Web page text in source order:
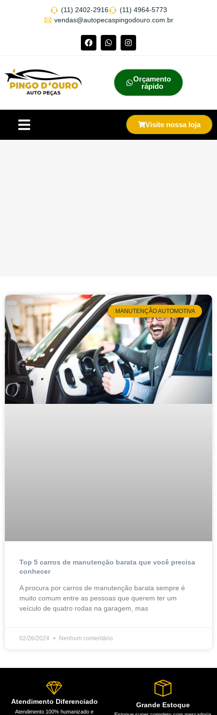
(11) 2402-2916
(11) 4964-5773
vendas@autopecaspingodouro.com.br
Orçamento
rápido
Visite nossa loja
MANUTENÇÃO AUTOMOTIVA
Top 5 carros de manutenção barata que você precisa
conhecer
A procura por carros de manutenção barata sempre é
muito comum entre as pessoas que querem ter um
veículo de quatro rodas na garagem, mas
02/26/2024 Nenhum comentário
Atendimento Diferenciado
Atendimento 100% humanizado e
Grande Estoque